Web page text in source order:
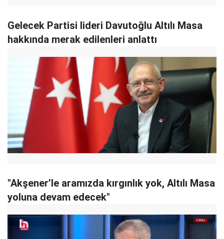
Gelecek Partisi lideri Davutoğlu Altılı Masa
hakkında merak edilenleri anlattı
"Akşener’le aramızda kırgınlık yok, Altılı Masa
yoluna devam edecek"